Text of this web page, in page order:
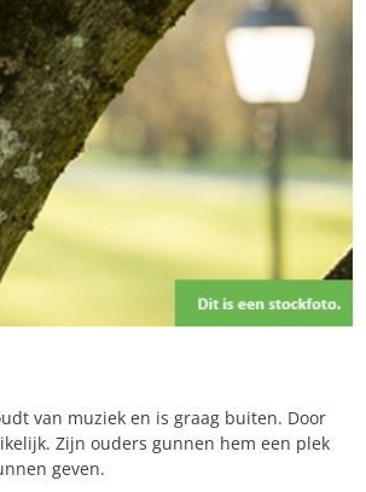
van muziek en is graag buiten. Door
Zijn ouders gunnen hem een plek
geven.